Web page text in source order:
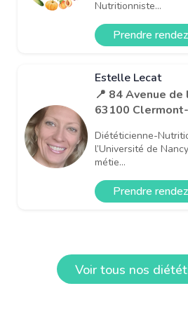
Nutritionniste...
Prendre
Estelle Lecat
📍 84 Avenue
63100
Diététicienne-
l’Université de
métie...
Prendre
Voir tous nos